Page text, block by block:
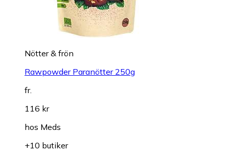
Nötter & frön
Rawpowder Paranötter 250g
fr.
116 kr
hos Meds
+10 butiker